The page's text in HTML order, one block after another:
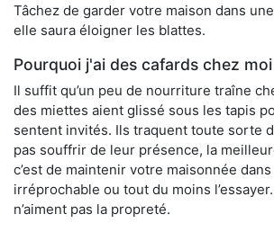
Tâchez de garder votre maison dans
elle saura éloigner les blattes.
Pourquoi j'ai des cafards chez moi
Il suffit qu’un peu de nourriture traîne
des miettes aient glissé sous les tapis
sentent invités. Ils traquent toute sorte
pas souffrir de leur présence, la
c’est de maintenir votre maisonnée
irréprochable ou tout du moins
n’aiment pas la propreté.